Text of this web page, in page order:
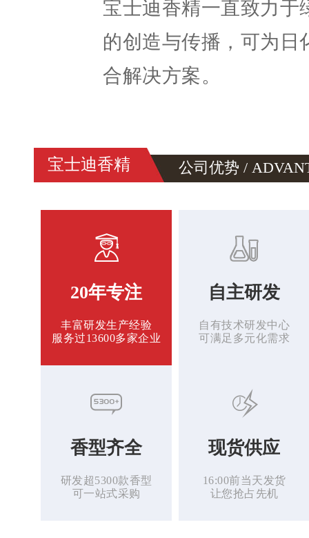
宝士迪香精一直致力于
的创造与传播，可为日
合解决方案。
宝士迪香精 公司优势 /
20年专注
丰富研发生产经验
服务过13600多家企业
自主研发
自有技术研发中心
可满足多元化需求
香型齐全
研发超5300款香型
可一站式采购
现货供应
16:00前当天发货
让您抢占先机